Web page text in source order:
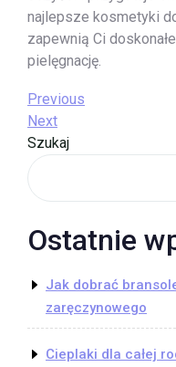
najlepsze kosmetyki
zapewnią Ci
pielęgnację.
Nawigacja
wpisu
Previous
Post
Previous
Next
Post
Next
Szukaj
Ostatnie
Jak dobrać
zaręczynowego
Cieplaki dla całej